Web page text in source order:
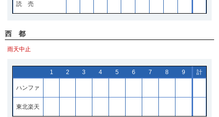
読 売
西 都
雨天中止
1 2 3 4 5 6 7 8 9 計
ハンファ
東北楽天